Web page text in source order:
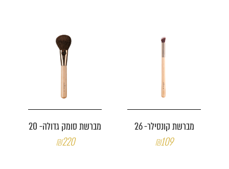
מברשת קונסילר- 26
₪109
מברשת סומק גדולה- 20
₪220